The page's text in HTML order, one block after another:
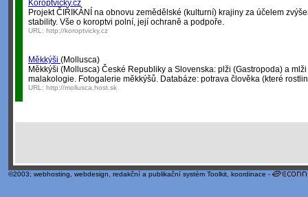
Koroptvicky.cz
Projekt ČIŘIKÁNÍ na obnovu zemědělské (kulturní) krajiny za účelem
stability. Vše o koroptvi polní, její ochraně a podpoře.
URL: http://koroptvicky.cz
Měkkýši (Mollusca)
Měkkýši (Mollusca) České Republiky a Slovenska: plži (Gastropoda) a
malakologie. Fotogalerie měkkýšů. Databáze: potrava člověka (které
URL: http://mollusca.host.sk
©2003; webhosting webdesign redakční a publikační systém Toolkit , koordinace -